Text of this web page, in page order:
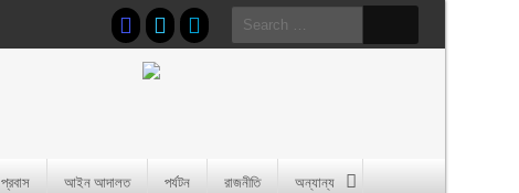
Search
for:
প্রবাস আইন আদালত পর্যটন রাজনীতি অন্যান্য